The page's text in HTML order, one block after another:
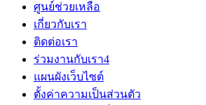
ศูนย์ช่วยเหลือ
เกี่ยวกับเรา
ติดต่อเรา
ร่วมงานกับเรา4
แผนผังเว็บไซต์
ตั้งค่าความเป็นส่วนตัว